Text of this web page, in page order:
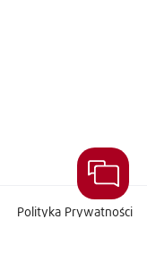
Polityka Prywatności